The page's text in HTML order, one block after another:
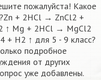
пожалуйста! Какое
?Zn + 2HCl → ZnCl2 +
↑ Мg + 2HCl → MgCl2
H2 ↑ для 5 - 9 класс?
подробное
от других
уже добавлены.